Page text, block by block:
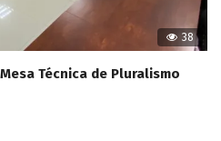
38
Técnica de Pluralismo